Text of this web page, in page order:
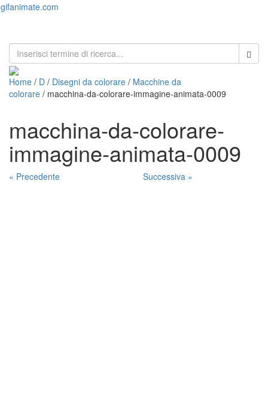
gifanimate.com
Home / D / Disegni da colorare / Macchine da
colorare / macchina-da-colorare-immagine-animata-0009
macchina-da-colorare-
immagine-animata-0009
« Precedente Successiva »